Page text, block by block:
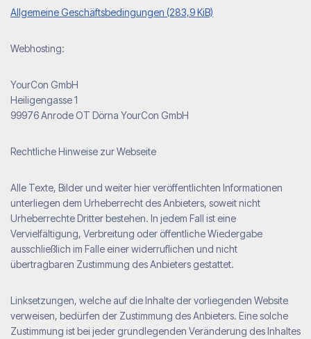
Allgemeine Geschäftsbedingungen (283,9 KiB)
Webhosting:
YourCon GmbH
Heiligengasse 1
99976 Anrode OT Dörna YourCon GmbH
Rechtliche Hinweise zur Webseite
Alle Texte, Bilder und weiter hier veröffentlichten Informationen
unterliegen dem Urheberrecht des Anbieters, soweit nicht
Urheberrechte Dritter bestehen. In jedem Fall ist eine
Vervielfältigung, Verbreitung oder öffentliche Wiedergabe
ausschließlich im Falle einer widerruflichen und nicht
übertragbaren Zustimmung des Anbieters gestattet.
Linksetzungen, welche auf die Inhalte der vorliegenden Website
verweisen, bedürfen der Zustimmung des Anbieters. Eine solche
Zustimmung ist bei jeder grundlegenden Veränderung des Inhaltes